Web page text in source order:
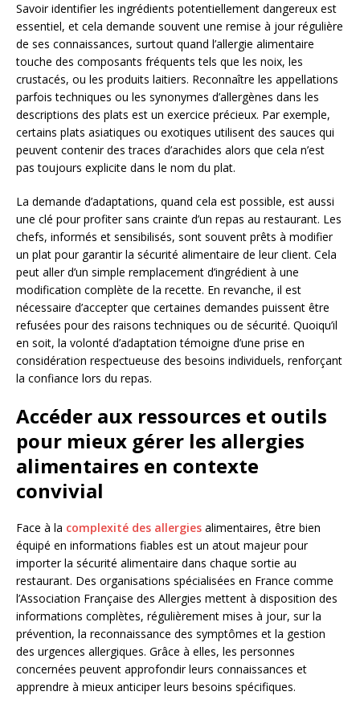
Savoir identifier les ingrédients potentiellement dangereux est
essentiel, et cela demande souvent une remise à jour régulière
de ses connaissances, surtout quand l’allergie alimentaire
touche des composants fréquents tels que les noix, les
crustacés, ou les produits laitiers. Reconnaître les appellations
parfois techniques ou les synonymes d’allergènes dans les
descriptions des plats est un exercice précieux. Par exemple,
certains plats asiatiques ou exotiques utilisent des sauces qui
peuvent contenir des traces d’arachides alors que cela n’est
pas toujours explicite dans le nom du plat.
La demande d’adaptations, quand cela est possible, est aussi
une clé pour profiter sans crainte d’un repas au restaurant. Les
chefs, informés et sensibilisés, sont souvent prêts à modifier
un plat pour garantir la sécurité alimentaire de leur client. Cela
peut aller d’un simple remplacement d’ingrédient à une
modification complète de la recette. En revanche, il est
nécessaire d’accepter que certaines demandes puissent être
refusées pour des raisons techniques ou de sécurité. Quoiqu’il
en soit, la volonté d’adaptation témoigne d’une prise en
considération respectueuse des besoins individuels, renforçant
la confiance lors du repas.
Accéder aux ressources et outils
pour mieux gérer les allergies
alimentaires en contexte
convivial
Face à la complexité des allergies alimentaires, être bien
équipé en informations fiables est un atout majeur pour
importer la sécurité alimentaire dans chaque sortie au
restaurant. Des organisations spécialisées en France comme
l’Association Française des Allergies mettent à disposition des
informations complètes, régulièrement mises à jour, sur la
prévention, la reconnaissance des symptômes et la gestion
des urgences allergiques. Grâce à elles, les personnes
concernées peuvent approfondir leurs connaissances et
apprendre à mieux anticiper leurs besoins spécifiques.